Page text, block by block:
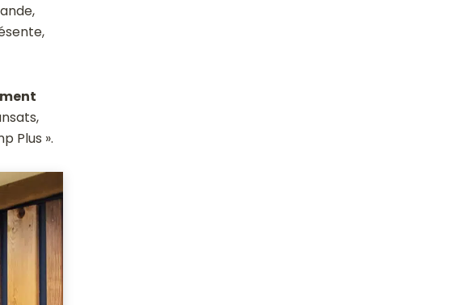
Plus ».